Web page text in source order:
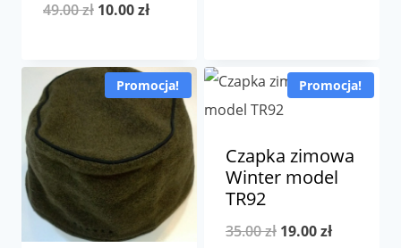
49.00zł Pierwotna
wynosiła:
49.00 zł.
10.00złAktualna
wynosi:
10.00 zł.
59.00 zł.29.00 zł.
Promocja! Promocja!
Czapka zimowa
Winter model
TR92
35.00zł Pierwotna
19.00złAktualna